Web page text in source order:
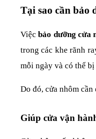
Tại sao cần bảo
Việc bảo dưỡng cửa
trong các khe rãnh
mỗi ngày và có thể
Do đó, cửa nhôm
Giúp cửa vận